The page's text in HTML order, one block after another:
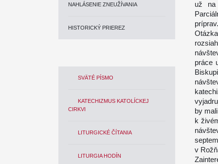
NAHLÁSENIE ZNEUŽÍVANIA
HISTORICKÝ PRIEREZ
SVÄTÉ PÍSMO
KATECHIZMUS KATOLÍCKEJ
CIRKVI
LITURGICKÉ ČÍTANIA
LITURGIA HODÍN
už na
príprav.
práce
by
k
v